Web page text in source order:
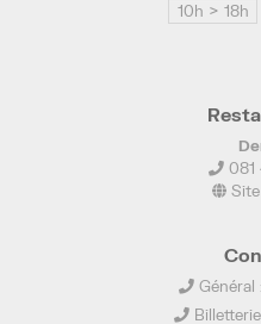
10h > 18h
081
Général
Billetterie